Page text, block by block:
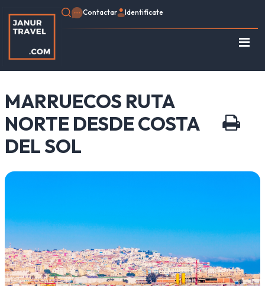
Contactar Identifícate
Egipto
Turquía
Tipo de viaje
MARRUECOS RUTA
NORTE DESDE COSTA
DEL SOL